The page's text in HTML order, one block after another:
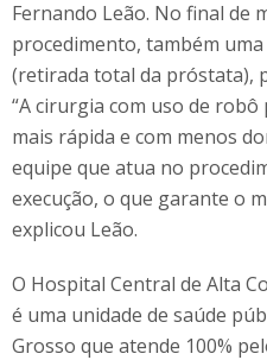
Fernando Leão. No final de
procedimento, também
(retirada total da próstata),
“A cirurgia com uso de
mais rápida e com menos
equipe que atua no
execução, o que garante o
explicou Leão.
O Hospital Central de Alta
é uma unidade de saúde
Grosso que atende 100%